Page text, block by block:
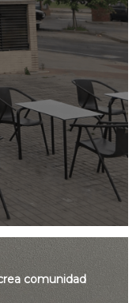
comunidad